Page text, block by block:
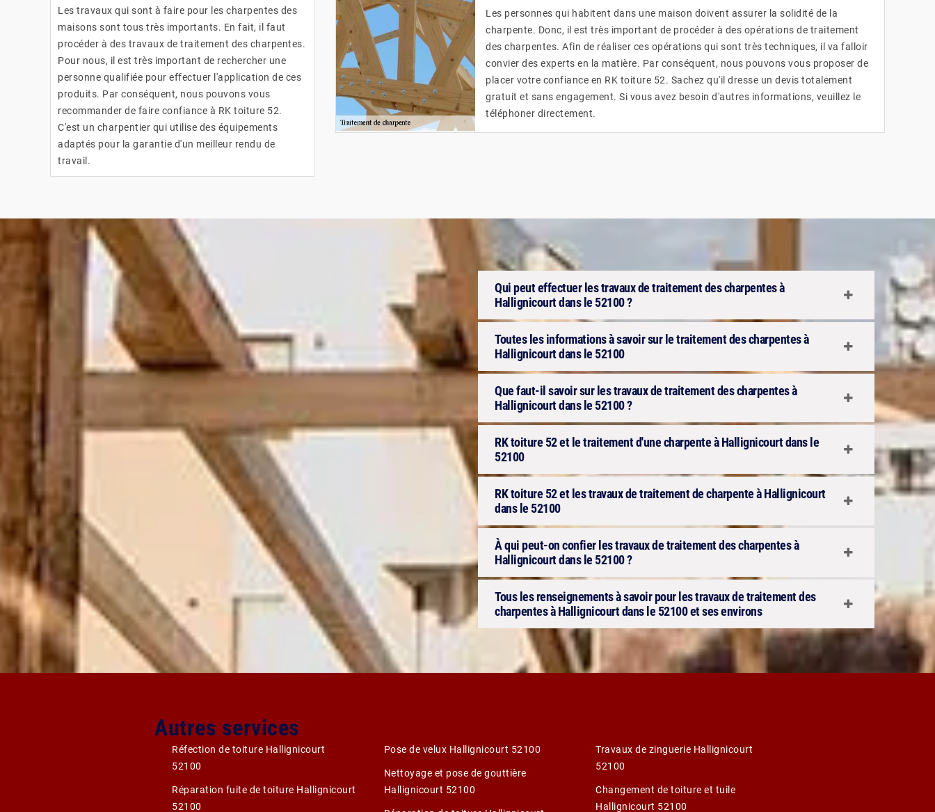
Les travaux qui sont à faire pour les charpentes des
maisons sont tous très importants. En fait, il faut
procéder à des travaux de traitement des charpentes.
Pour nous, il est très important de rechercher une
personne qualifiée pour effectuer l'application de ces
produits. Par conséquent, nous pouvons vous
recommander de faire confiance à RK toiture 52.
C'est un charpentier qui utilise des équipements
adaptés pour la garantie d'un meilleur rendu de
travail.
Les personnes qui habitent dans une maison doivent assurer la solidité de la
charpente. Donc, il est très important de procéder à des opérations de traitement
des charpentes. Afin de réaliser ces opérations qui sont très techniques, il va falloir
convier des experts en la matière. Par conséquent, nous pouvons vous proposer de
placer votre confiance en RK toiture 52. Sachez qu'il dresse un devis totalement
gratuit et sans engagement. Si vous avez besoin d'autres informations, veuillez le
téléphoner directement.
Qui peut effectuer les travaux de traitement des charpentes à
Hallignicourt dans le 52100 ?
Toutes les informations à savoir sur le traitement des charpentes à
Hallignicourt dans le 52100
Que faut-il savoir sur les travaux de traitement des charpentes à
Hallignicourt dans le 52100 ?
RK toiture 52 et le traitement d'une charpente à Hallignicourt dans le
52100
RK toiture 52 et les travaux de traitement de charpente à Hallignicourt
dans le 52100
À qui peut-on confier les travaux de traitement des charpentes à
Hallignicourt dans le 52100 ?
Tous les renseignements à savoir pour les travaux de traitement des
charpentes à Hallignicourt dans le 52100 et ses environs
Autres services
Réfection de toiture Hallignicourt
52100
Réparation fuite de toiture Hallignicourt
52100
Pose de velux Hallignicourt 52100
Nettoyage et pose de gouttière
Hallignicourt 52100
Travaux de zinguerie Hallignicourt
52100
Changement de toiture et tuile
Hallignicourt 52100